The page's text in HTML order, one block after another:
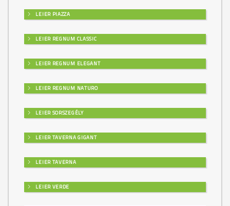
LEIER PIAZZA
LEIER REGNUM CLASSIC
LEIER REGNUM ELEGANT
LEIER REGNUM NATURO
LEIER SORSZEGÉLY
LEIER TAVERNA GIGANT
LEIER TAVERNA
LEIER VERDE